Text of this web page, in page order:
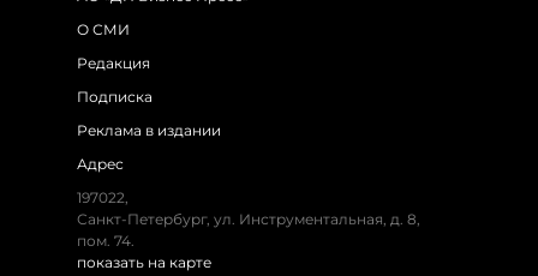
О СМИ
Редакция
Подписка
Реклама в издании
Адрес
197022,
Санкт-Петербург, ул. Инструментальная, д. 8,
пом. 74.
показать на карте